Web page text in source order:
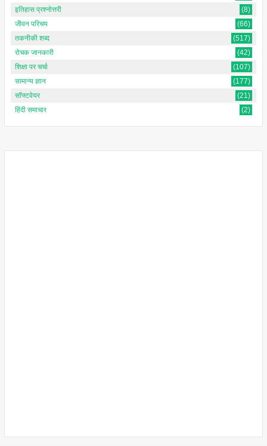
इतिहास प्रश्नोत्तरी
(8)
जीवन परिचय
(66)
तकनीकी शब्द
(517)
रोचक जानकारी
(42)
शिक्षा पर चर्चा
(107)
सामान्य ज्ञान
(177)
सॉफ्टवेयर
(21)
हिंदी समाचार
(2)